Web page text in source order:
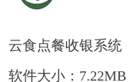
云食点餐收银系统
软件大小：7.22MB